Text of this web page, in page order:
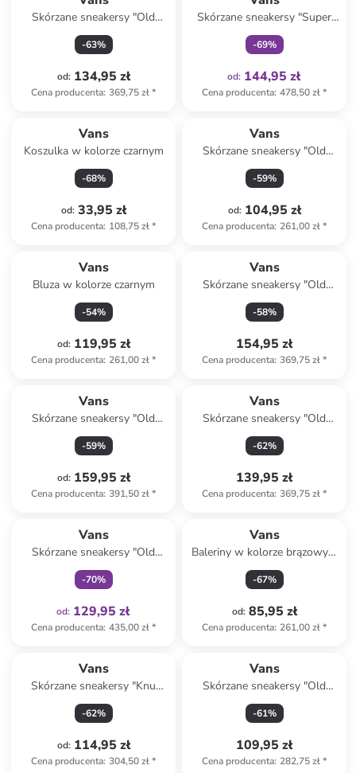
Skórzane sneakersy "Old
Skool" w kolorze beżowym
-63%
od: 134,95 zł
Cena producenta: 369,75 zł*
Skórzane sneakersy "Super
Lowpro" w kolorze brązowym
-69%
od: 144,95 zł
Cena producenta: 478,50 zł*
Vans
Koszulka w kolorze czarnym
-68%
od: 33,95 zł
Cena producenta: 108,75 zł*
Vans
Skórzane sneakersy "Old
Skool" w kolorze biało-
niebiesko-czarnym
-59%
od: 104,95 zł
Cena producenta: 261,00 zł*
Vans
Bluza w kolorze czarnym
-54%
od: 119,95 zł
Cena producenta: 261,00 zł*
Vans
Skórzane sneakersy "Old
Skool" w kolorze
jasnoróżowym
-58%
154,95 zł
Cena producenta: 369,75 zł*
Vans
Skórzane sneakersy "Old
Skool" w kolorze beżowym
-59%
od: 159,95 zł
Cena producenta: 391,50 zł*
Vans
Skórzane sneakersy "Old
Skool" w kolorze beżowym
-62%
139,95 zł
Cena producenta: 369,75 zł*
Vans
Skórzane sneakersy "Old
Skool" w kolorze beżowym
-70%
od: 129,95 zł
Cena producenta: 435,00 zł*
Vans
Baleriny w kolorze brązowym
z paskiem
-67%
od: 85,95 zł
Cena producenta: 261,00 zł*
Vans
Skórzane sneakersy "Knu
Skool" w kolorze zielonym
-62%
od: 114,95 zł
Cena producenta: 304,50 zł*
Vans
Skórzane sneakersy "Old
Skool V" w kolorze szaro-
srebrnym
-61%
109,95 zł
Cena producenta: 282,75 zł*